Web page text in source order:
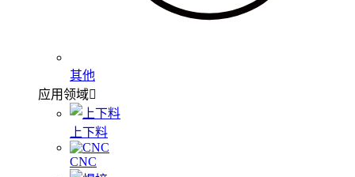
其他
应用领域
上下料
CNC